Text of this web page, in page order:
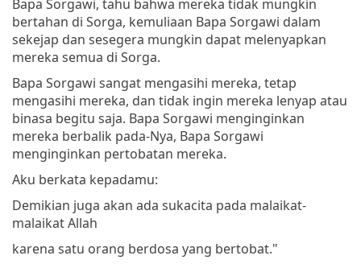
Bapa Sorgawi, tahu bahwa mereka tidak mungkin
bertahan di Sorga, kemuliaan Bapa Sorgawi dalam
sekejap dan sesegera mungkin dapat melenyapkan
mereka semua di Sorga.
Bapa Sorgawi sangat mengasihi mereka, tetap
mengasihi mereka, dan tidak ingin mereka lenyap atau
binasa begitu saja. Bapa Sorgawi menginginkan
mereka berbalik pada-Nya, Bapa Sorgawi
menginginkan pertobatan mereka.
Aku berkata kepadamu:
Demikian juga akan ada sukacita pada malaikat-
malaikat Allah
karena satu orang berdosa yang bertobat."